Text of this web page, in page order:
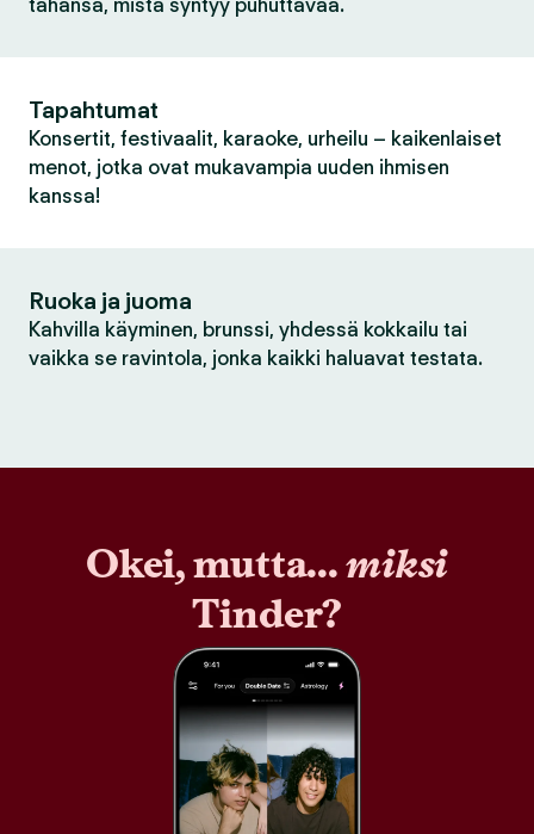
tahansa, mistä syntyy puhuttavaa.
Tapahtumat
Konsertit, festivaalit, karaoke, urheilu – kaikenlaiset
menot, jotka ovat mukavampia uuden ihmisen
kanssa!
Ruoka ja juoma
Kahvilla käyminen, brunssi, yhdessä kokkailu tai
vaikka se ravintola, jonka kaikki haluavat testata.
Okei, mutta...miksi
Tinder?